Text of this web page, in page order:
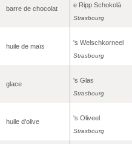
barre de chocolat e Ripp Schokolà
Strasbourg
huile de maïs 's Welschkorneel
Strasbourg
glace 's Glas
Strasbourg
huile d'olive 's Oliveel
Strasbourg